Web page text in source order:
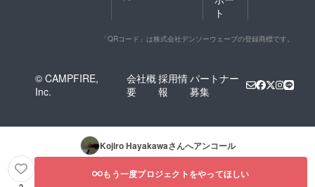
ト
「QRコード」は株式会社デンソーウェーブの登録商標です。
© CAMPFIRE,
Inc.
会社概
要
採用情
報
パートナー
募集
Kojiro Hayakawaさんへアンコール
もう一度プロジェクトをやってほしい